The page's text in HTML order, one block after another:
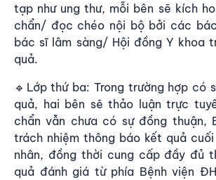
tạp như ung thư, mỗi bên sẽ kích
chẩn/ đọc chéo nội bộ bởi các
bác sĩ lâm sàng/ Hội đồng Y khoa
quả.
🔹Lớp thứ ba: Trong trường hợp có
quả, hai bên sẽ thảo luận trực
chẩn vẫn chưa có sự đồng thuận,
trách nhiệm thông báo kết quả
nhân, đồng thời cung cấp đầy đủ
quả đánh giá từ phía Bệnh viện